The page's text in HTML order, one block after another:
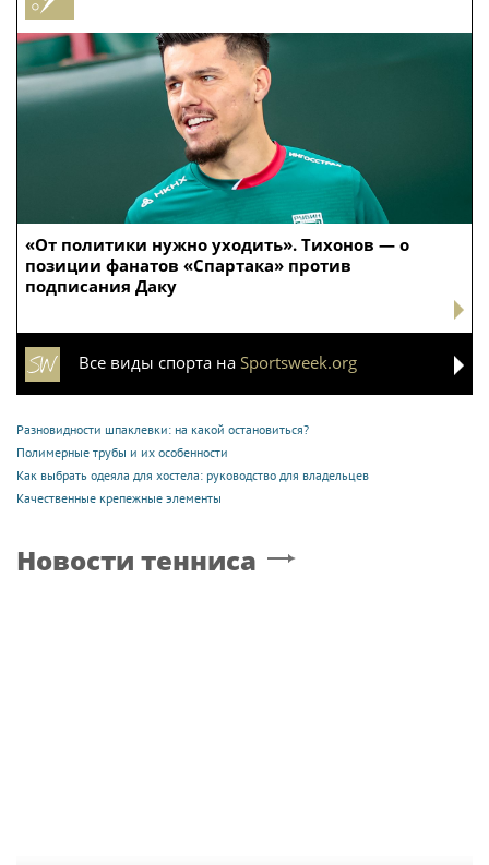
«От политики нужно уходить». Тихонов — о
позиции фанатов «Спартака» против
подписания Даку
Все виды спорта на Sportsweek.org
Разновидности шпаклевки: на какой остановиться?
Полимерные трубы и их особенности
Как выбрать одеяла для хостела: руководство для владельцев
Качественные крепежные элементы
Новости тенниса